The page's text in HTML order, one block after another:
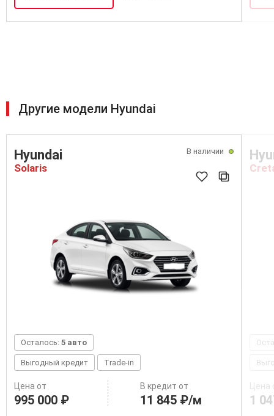
Другие модели Hyundai
В наличии
Hyundai
Solaris
Осталось: 5 авто
Выгодный кредит Trade-in
Цена от
995 000 ₽
В кредит от
11 845 ₽/м
Цена
1